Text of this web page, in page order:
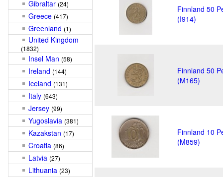
Gibraltar (24)
Greece (417)
Greenland (1)
United Kingdom
(1832)
Insel Man (58)
Ireland (144)
Iceland (131)
Italy (643)
Jersey (99)
Yugoslavia (381)
Kazakstan (17)
Croatia (86)
Latvia (27)
Lithuania (23)
Finnland 50
(I914)
Finnland 50
(M165)
Finnland 10
(M859)